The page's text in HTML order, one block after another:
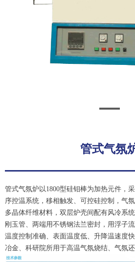
管式气氛
管式气氛炉以1800型硅钼棒为加热元件，
序控温系统，移相触发、可控硅控制，气
多晶体纤维材料，双层炉壳间配有风冷系
刚玉管、两端用不锈钢法兰密封，用浮子
温度控制准确、表面温度低、升降温速度
冶金、科研院所用于高温气氛烧结、气氛